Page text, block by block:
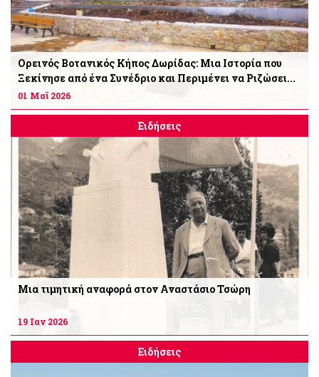
Ορεινός Βοτανικός Κήπος Δωρίδας: Μια Ιστορία που
Ξεκίνησε από ένα Συνέδριο και Περιμένει να Ριζώσει...
01 Μαϊ 2026
Ειδήσεις
Μια τιμητική αναφορά στον Αναστάσιο Τσώρη
19 Ιαν 2026
Ειδήσεις